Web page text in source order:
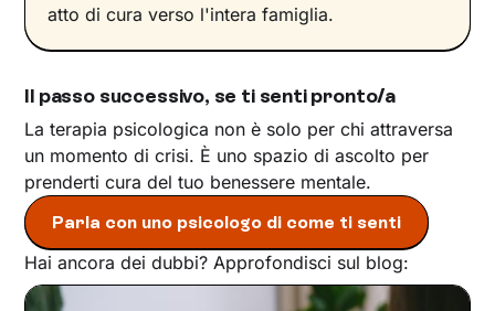
atto di cura verso l'intera famiglia.
Il passo successivo, se ti senti pronto/a
La terapia psicologica non è solo per chi attraversa
un momento di crisi. È uno spazio di ascolto per
prenderti cura del tuo benessere mentale.
Parla con uno psicologo di come ti senti
Hai ancora dei dubbi? Approfondisci sul blog: